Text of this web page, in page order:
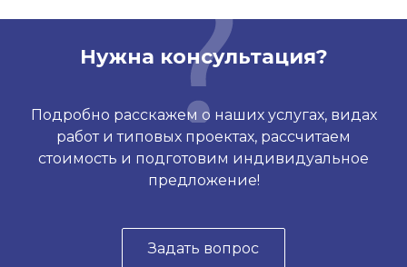
Нужна консультация?
Подробно расскажем о наших услугах, видах
работ и типовых проектах, рассчитаем
стоимость и подготовим индивидуальное
предложение!
Задать вопрос